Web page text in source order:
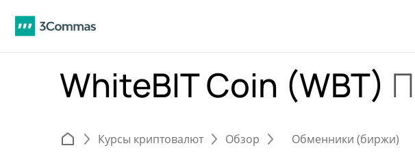
WhiteBIT Coin (WBT)
Курсы криптовалют Обзор Обменники (биржи)